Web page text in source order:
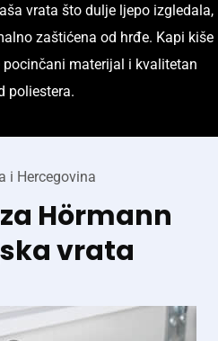
vrata što dulje ljepo izgledala,
zaštićena od hrđe. Kapi kiše
materijal i kvalitetan
poliestera.
i Hercegovina
Hörmann
vrata